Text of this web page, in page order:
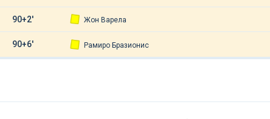
90+2' Жон Варела
90+6' Рамиро Бразионис